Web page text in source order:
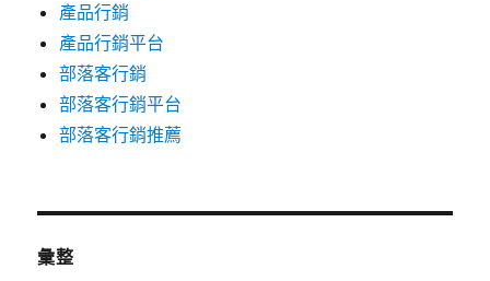
產品行銷
產品行銷平台
部落客行銷
部落客行銷平台
部落客行銷推薦
彙整